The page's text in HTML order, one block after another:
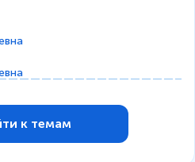
к темам